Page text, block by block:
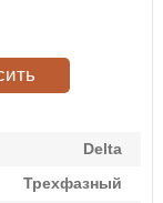
Delta
Трехфазный